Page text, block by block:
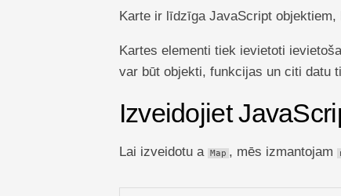
Karte ir līdzīga JavaScript
Kartes elementi tiek ievietoti
var būt objekti, funkcijas un citi datu
Izveidojiet
Lai izveidotu a Map , mēs izmantojam